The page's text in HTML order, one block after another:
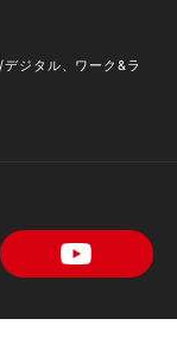
ジタル、ワーク&ラ